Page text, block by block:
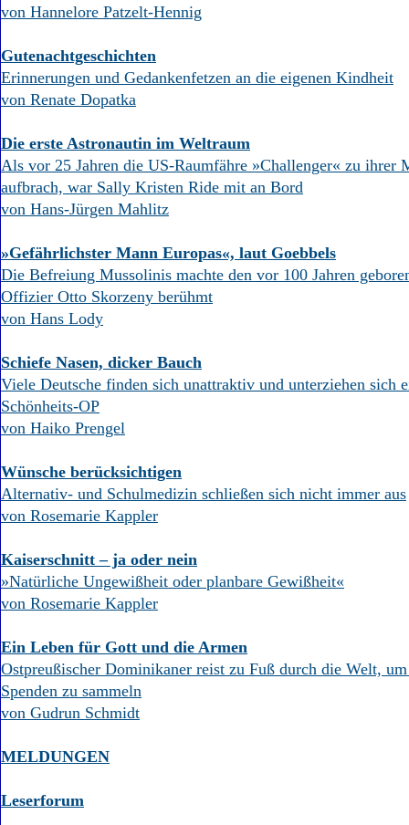
von Hannelore Patzelt-Hennig
Gutenachtgeschichten
Erinnerungen und Gedankenfetzen an die eigenen Kindheit
von Renate Dopatka
Die erste Astronautin im Weltraum
Als vor 25 Jahren die US-Raumfähre »Challenger« zu ihrer
aufbrach, war Sally Kristen Ride mit an Bord
von Hans-Jürgen Mahlitz
»Gefährlichster Mann Europas«, laut Goebbels
Die Befreiung Mussolinis machte den vor 100 Jahren
Offizier Otto Skorzeny berühmt
von Hans Lody
Schiefe Nasen, dicker Bauch
Viele Deutsche finden sich unattraktiv und unterziehen sich
Schönheits-OP
von Haiko Prengel
Wünsche berücksichtigen
Alternativ- und Schulmedizin schließen sich nicht immer aus
von Rosemarie Kappler
Kaiserschnitt – ja oder nein
»Natürliche Ungewißheit oder planbare Gewißheit«
von Rosemarie Kappler
Ein Leben für Gott und die Armen
Ostpreußischer Dominikaner reist zu Fuß durch die Welt,
Spenden zu sammeln
von Gudrun Schmidt
MELDUNGEN
Leserforum